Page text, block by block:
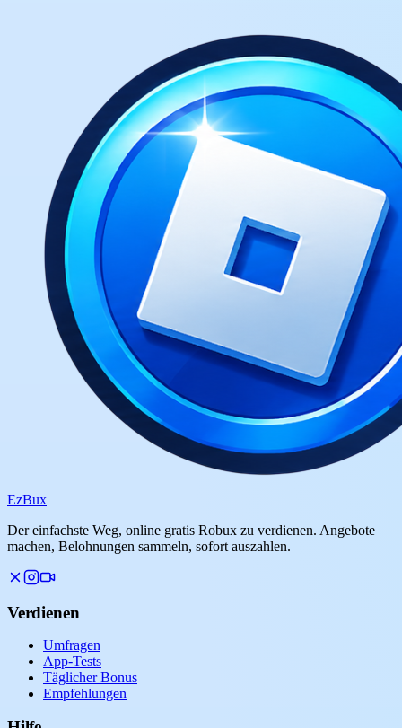
EzBux
Der einfachste Weg, online gratis Robux zu verdienen. Angebote
machen, Belohnungen sammeln, sofort auszahlen.
Verdienen
Umfragen
App-Tests
Täglicher Bonus
Empfehlungen